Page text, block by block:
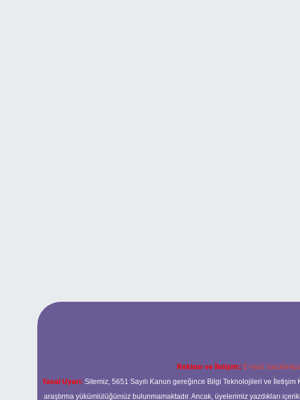
Reklam ve İletişim: E-mail:
Yasal Uyarı: Sitemiz, 5651 Sayılı Kanun gereğince Bilgi Teknolojileri ve
araştırma yükümlülüğümüz bulunmamaktadır. Ancak, üyelerimiz yazdıkları